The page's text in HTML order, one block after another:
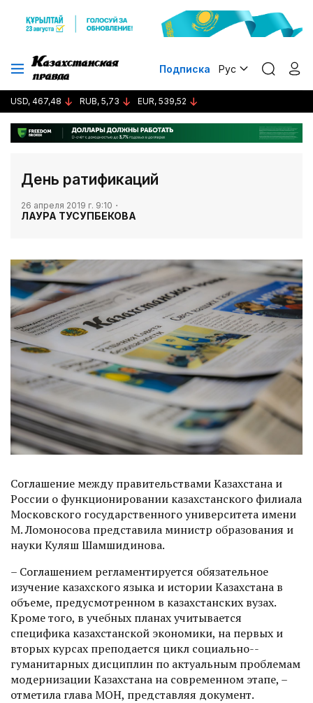
Подписка Рус
USD, 467,48 RUB, 5,73 EUR, 539,52
​День ратификаций
26 апреля 2019 г. 9:10
ЛАУРА ТУСУПБЕКОВА
Соглашение между правительствами Казахстана и
России о функционировании казахстанского филиала
Московского государственного университета имени
М. Ломоносова представила министр образования и
науки Куляш Шамшидинова.
– Соглашением регламентируется обязательное
изучение казахского языка и истории Казах­стана в
объеме, предусмот­ренном в ­казахстанских вузах.
Кроме того, в учебных планах учитывается
специфика казахстанской экономики, на первых и
вторых курсах преподается цикл социально-­
гуманитарных дисциплин по актуальным проб­лемам
модернизации Казахстана на современном этапе, –
отметила глава МОН, представляя документ.